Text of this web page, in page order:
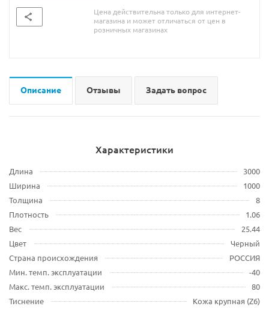
Цена действительна только для интернет-
магазина и может отличаться от цен в
розничных магазинах
Описание Отзывы Задать вопрос
Характеристики
Длина
3000
Ширина
1000
Толщина
8
Плотность
1.06
Вес
25.44
Цвет
Черный
Страна происхождения
РОССИЯ
Мин. темп. эксплуатации
-40
Макс. темп. эксплуатации
80
Тиснение
Кожа крупная (Z6)